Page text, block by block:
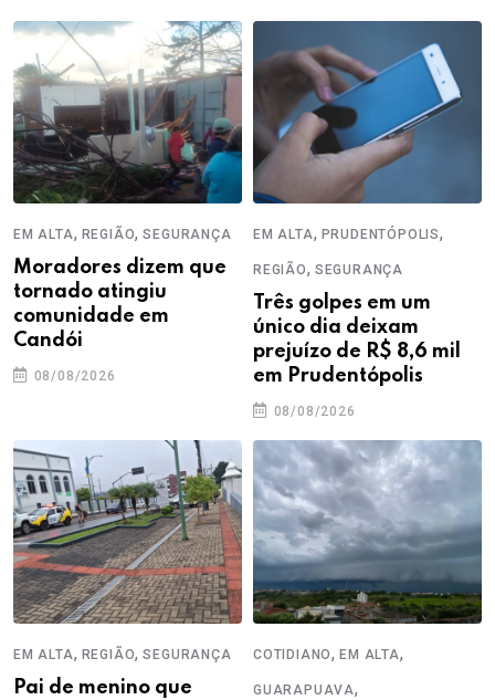
EM ALTA, REGIÃO,SEGURANÇA
Moradores dizem que
tornado atingiu
comunidade em
Candói
08/08/2026
EM ALTA, PRUDENTÓPOLIS,
REGIÃO, SEGURANÇA
Três golpes em um
único dia deixam
prejuízo de R$ 8,6 mil
em Prudentópolis
08/08/2026
EM ALTA, REGIÃO,SEGURANÇA
Pai de menino que
COTIDIANO,EM ALTA,
GUARAPUAVA,